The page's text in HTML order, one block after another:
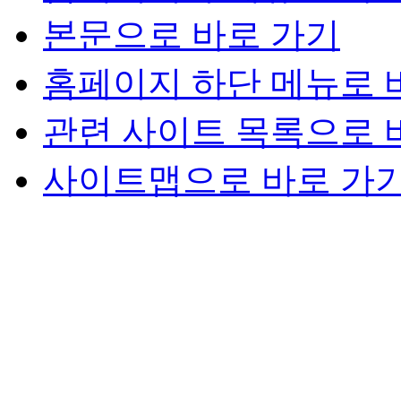
본문으로 바로 가기
홈페이지 하단 메뉴로
관련 사이트 목록으로
사이트맵으로 바로 가